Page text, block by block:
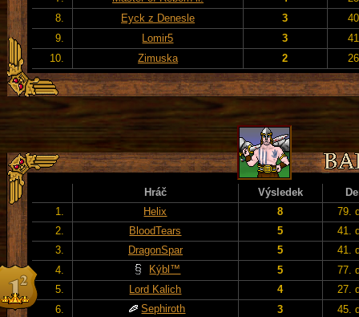
8.
Eyck z Denesle 3
9.
Lomir5 3
10.
Zimuska 2
Hráč Výsledek
1.
Helix 8
79.
2.
BloodTears 5
41.
3.
DragonSpar 5
41.
4.
Kýbl™ 5
77.
5.
Lord Kalich 4
27.
6.
Sephiroth 3
45.